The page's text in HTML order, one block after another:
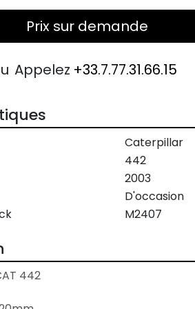
Prix sur demande
Appelez +33.7.77.31.66.15
Caterpillar
442
2003
D'occasion
M2407
442